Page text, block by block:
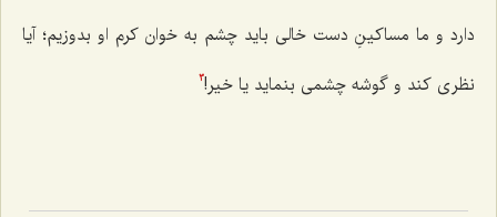
دارد و ما مساکینِ دست خالی باید چشم به خوان کرم او بدوزیم؛ آیا
نظری کند و گوشه چشمی بنماید یا خیر!3